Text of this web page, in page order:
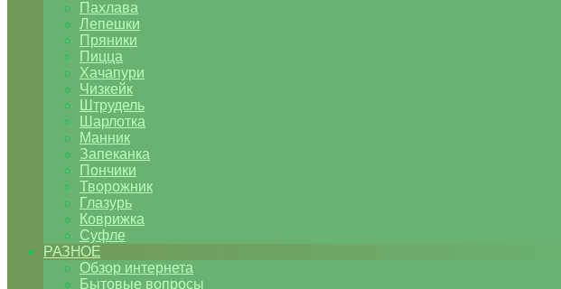
Пахлава
Лепешки
Пряники
Пицца
Хачапури
Чизкейк
Штрудель
Шарлотка
Манник
Запеканка
Пончики
Творожник
Глазурь
Коврижка
Суфле
РАЗНОЕ
Обзор интернета
Бытовые вопросы